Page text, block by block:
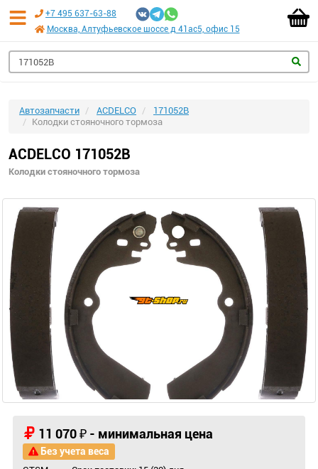
+7 495 637-63-88
Москва, Алтуфьевское шоссе д 41ас5, офис 15
Автозапчасти ACDELCO
171052B
Колодки стояночного тормоза
ACDELCO 171052B
Колодки стояночного тормоза
11 070 ₽ - минимальная цена
Без учета веса